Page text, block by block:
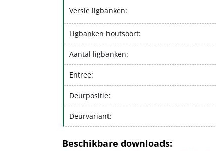
Versie ligbanken:
Ligbanken houtsoort:
Aantal ligbanken:
Entree:
Deurpositie:
Deurvariant:
Beschikbare downloads: